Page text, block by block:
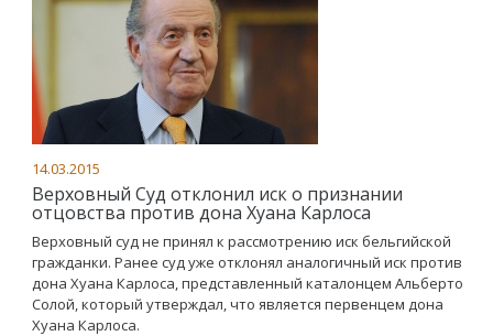
14.03.2015
Верховный Суд отклонил иск о признании
отцовства против дона Хуана Карлоса
Верховный суд не принял к рассмотрению иск бельгийской
гражданки. Ранее суд уже отклонял аналогичный иск против
дона Хуана Карлоса, представленный каталонцем Альберто
Солой, который утверждал, что является первенцем дона
Хуана Карлоса.